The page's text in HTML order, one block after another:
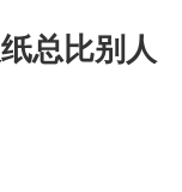
总比别人